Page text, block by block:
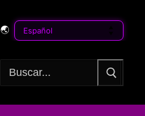
🌏
Buscar: